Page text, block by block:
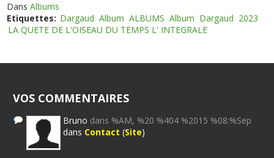
DansAlbums
Etiquettes: Dargaud Album ALBUMS Album Dargaud 2023
LA QUETE DE L'OISEAU DU TEMPS L' INTEGRALE
VOS COMMENTAIRES
Bruno dans %AM, %20 %404 %2015 %08:%Sep
dans Contact (Site)